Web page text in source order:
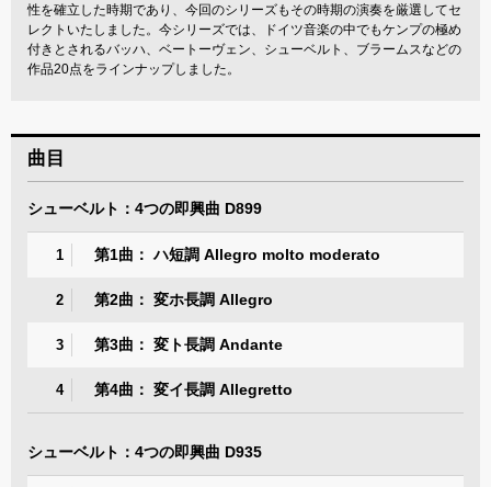
性を確立した時期であり、今回のシリーズもその時期の演奏を厳選してセ
レクトいたしました。今シリーズでは、ドイツ音楽の中でもケンプの極め
付きとされるバッハ、ベートーヴェン、シューベルト、ブラームスなどの
作品20点をラインナップしました。
曲目
シューベルト：4つの即興曲 D899
1 第1曲： ハ短調 Allegro molto moderato
2 第2曲： 変ホ長調 Allegro
3 第3曲： 変ト長調 Andante
4 第4曲： 変イ長調 Allegretto
シューベルト：4つの即興曲 D935